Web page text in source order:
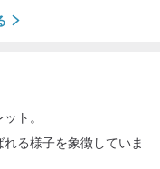
ト。
る様子を象徴していま